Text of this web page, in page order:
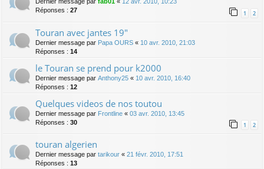
Dernier message par fab01 « 12 avr. 2010, 10:23
Réponses : 27 1 2
Touran avec jantes 19"
Dernier message par Papa OURS « 10 avr. 2010, 21:03
Réponses : 14
le Touran se prend pour k2000
Dernier message par Anthony25 « 10 avr. 2010, 16:40
Réponses : 12
Quelques videos de nos toutou
Dernier message par Frontline « 03 avr. 2010, 13:45
Réponses : 30 1 2
touran algerien
Dernier message par tarikour « 21 févr. 2010, 17:51
Réponses : 13